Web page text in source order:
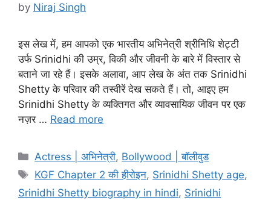
by Niraj Singh
इस लेख में, हम आपको एक भारतीय अभिनेत्री श्रीनिधि शेट्टी
उर्फ Srinidhi की उम्र, विकी और जीवनी के बारे में विस्तार से
बताने जा रहे हैं। इसके अलावा, आप लेख के अंत तक Srinidhi
Shetty के परिवार की तस्वीरें देख सकते हैं। तो, आइए हम
Srinidhi Shetty के व्यक्तिगत और व्यावसायिक जीवन पर एक
नज़र … Read more
Categories
Actress | अभिनेत्री, Bollywood | बॉलीवुड
Tags
KGF Chapter 2 की हीरोइन, Srinidhi Shetty age,
Srinidhi Shetty biography in hindi, Srinidhi